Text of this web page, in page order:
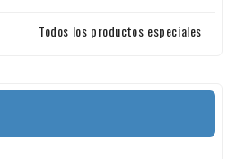
Todos los productos especiales